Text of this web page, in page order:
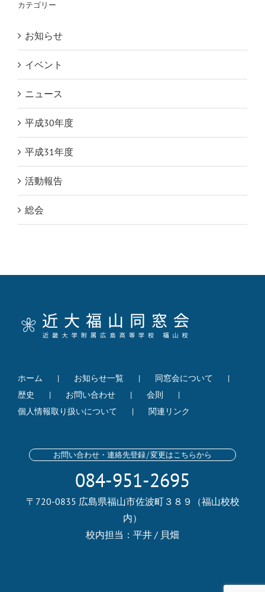
カテゴリー
お知らせ
イベント
ニュース
平成30年度
平成31年度
活動報告
総会
ホーム お知らせ一覧
同窓会について
歴史
お問い合わせ
会則
個人情報取り扱いについて
関連リンク
お問い合わせ・連絡先登録/変更はこちらから
084-951-2695
〒720-0835 広島県福山市佐波町３８９（福山校校
内）
校内担当：平井 / 貝畑